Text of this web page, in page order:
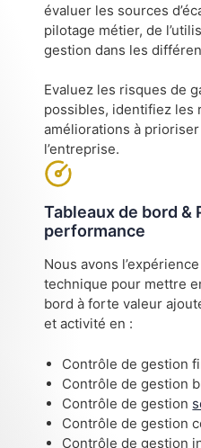
évaluer les sources
pilotage métier, de
gestion dans les
Evaluez les risques de
possibles, identifiez les
améliorations à
l’entreprise.
Tableaux de bord &
performance
Nous avons
technique pour mettre
bord à forte valeur
et activité en :
Contrôle de gestion
Contrôle de gestion
Contrôle de gestion
Contrôle de gestion
Contrôle de gestion